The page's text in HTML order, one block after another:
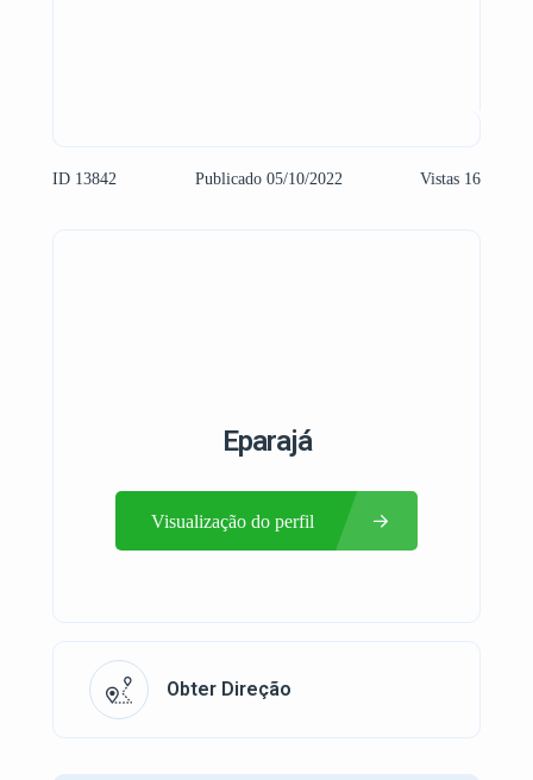
ID 13842 Publicado 05/10/2022 Vistas 16
Eparajá
Visualização do perfil
Obter Direção